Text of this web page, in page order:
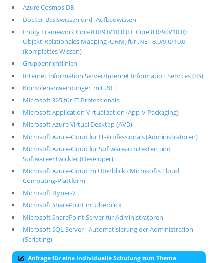
Azure Cosmos DB
Docker-Basiswissen und -Aufbauwissen
Entity Framework Core 8.0/9.0/10.0 (EF Core 8.0/9.0/10.0):
Objekt-Relationales Mapping (ORM) für .NET 8.0/9.0/10.0
(komplettes Wissen)
Gruppenrichtlinien
Internet Information Server/Internet Information Services (IIS)
Konsolenanwendungen mit .NET
Microsoft 365 für IT-Professionals
Microsoft Application Virtualization (App-V-Packaging)
Microsoft Azure Virtual Desktop (AVD)
Microsoft Azure-Cloud für IT-Professionals (Administratoren)
Microsoft Azure-Cloud für Softwarearchitekten und
Softwareentwickler (Developer)
Microsoft Azure-Cloud im Überblick - Microsofts Cloud
Computing-Plattform
Microsoft Hyper-V
Microsoft SharePoint im Überblick
Microsoft SharePoint Server für Administratoren
Microsoft SQL Server - Automatisierung der Administration
(Scripting)
Anfrage für eine individuelle Schulung zum Thema